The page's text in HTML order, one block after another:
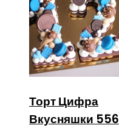
Торт Цифра
Вкусняшки 556